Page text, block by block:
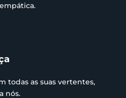
todas as suas vertentes,
nós.